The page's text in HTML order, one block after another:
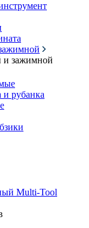
и зажимной
рубанка
Multi-Tool